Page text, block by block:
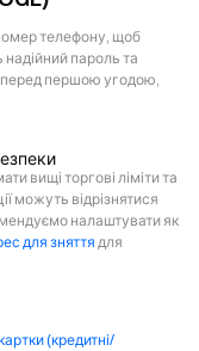
телефону, щоб
надійний пароль та
перед першою угодою,
вищі торгові ліміти та
можуть відрізнятися
налаштувати як
для зняттядля
(кредитні/